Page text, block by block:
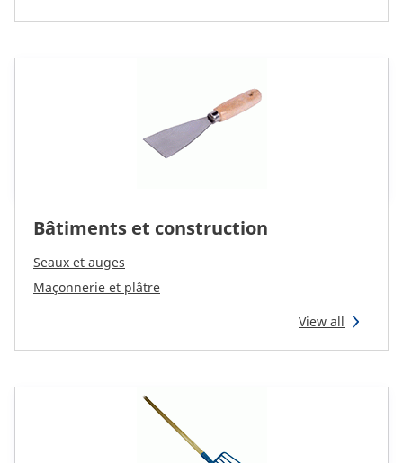
Bâtiments et construction
Seaux et auges
Maçonnerie et plâtre
View all